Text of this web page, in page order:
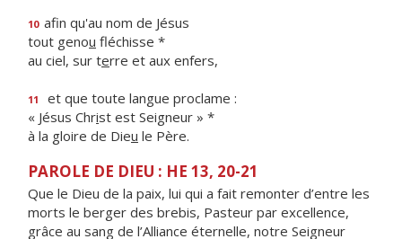
10 afin qu'au nom de Jésus
tout genou fléchisse *
au ciel, sur terre et aux enfers,
11
et que toute langue proclame :
« Jésus Christ est Seigneur » *
à la gloire de Dieu le Père.
PAROLE DE DIEU : HE 13, 20-21
Que le Dieu de la paix, lui qui a fait remonter d’entre les
morts le berger des brebis, Pasteur par excellence,
grâce au sang de l’Alliance éternelle, notre Seigneur